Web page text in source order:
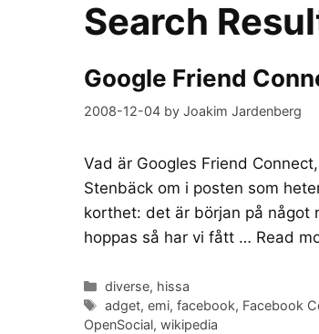
Search
Google Friend
2008-12-04 by Joakim Jardenberg
Vad är Googles Friend
Stenbäck om i posten som
korthet: det är början på något
hoppas så har vi fått … Read
Categories
diverse, hissa
Tags
adget,emi,facebook, Facebook
OpenSocial, wikipedia